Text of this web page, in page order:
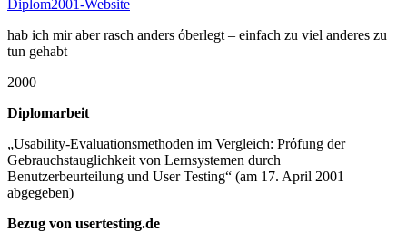
Diplom2001-Website
hab ich mir aber rasch anders όberlegt – einfach zu viel anderes zu
tun gehabt
2000
Diplomarbeit
„Usability-Evaluationsmethoden im Vergleich: Prόfung der
Gebrauchstauglichkeit von Lernsystemen durch
Benutzerbeurteilung und User Testing“ (am 17. April 2001
abgegeben)
Bezug von usertesting.de